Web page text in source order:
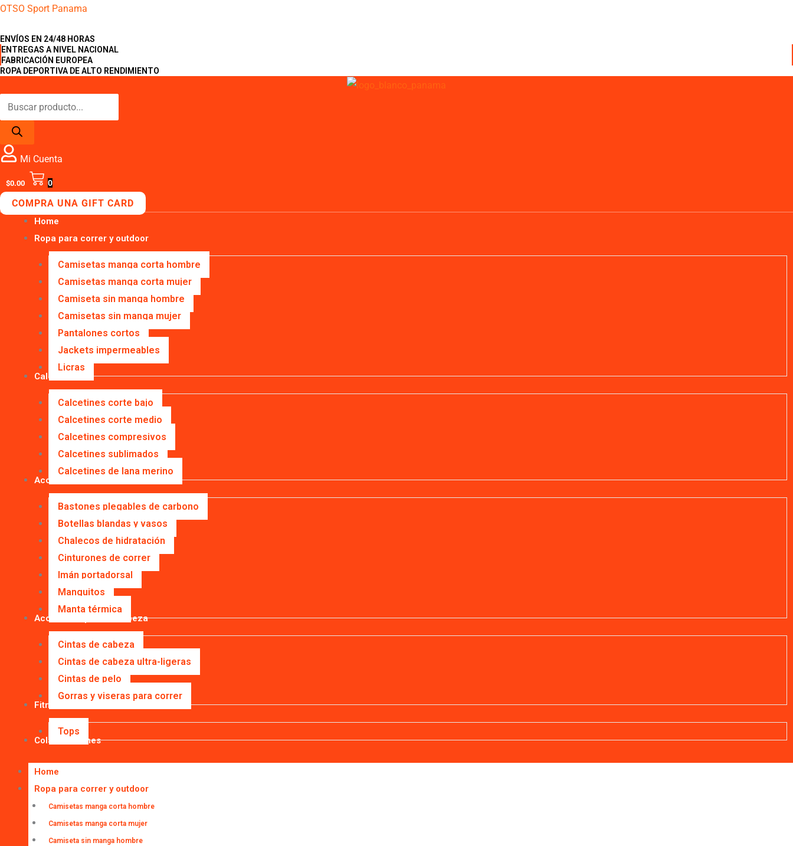
Ir
contenido
OTSO Sport Panama
ENVÍOS EN 24/48 HORAS
ENTREGAS A NIVEL NACIONAL
FABRICACIÓN EUROPEA
ROPA DEPORTIVA DE ALTO RENDIMIENTO
Búsqueda
productos
Mi Cuenta
$0.00 0
COMPRA UNA GIFT CARD
Home
Ropa para correr y outdoor
Camisetas manga corta hombre
Camisetas manga corta mujer
Camiseta sin manga hombre
Camisetas sin manga mujer
Pantalones cortos
Jackets impermeables
Licras
Calcetines
Calcetines corte bajo
Calcetines corte medio
Calcetines compresivos
Calcetines sublimados
Calcetines de lana merino
Accesorios
Bastones plegables de carbono
Botellas blandas y vasos
Chalecos de hidratación
Cinturones de correr
Imán portadorsal
Manguitos
Manta térmica
Accesorios para la cabeza
Cintas de cabeza
Cintas de cabeza ultra-ligeras
Cintas de pelo
Gorras y viseras para correr
Fitness
Tops
Colaboraciones
Home
Ropa para correr y outdoor
Camisetas manga corta hombre
Camisetas manga corta mujer
Camiseta sin manga hombre
Búsqueda
productos
cantidad